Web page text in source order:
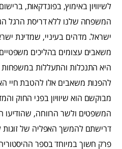
לשיוויון באימוץ, בפונדקאות,
המשפחה שלנו ללא דריסת הרגל
ישראל. מדהים בעיניי, שמדינת
משאבים עצומים בהליכים
היא התנכלות והתעללות
להפנות משאבים אלו להטבת חיי
מבוקשם הוא שיוויון בפני החוק
המשפטים ולשר הרווחה,
דרישתם להמשך האפליה של
פרק חשוך במיוחד בספר